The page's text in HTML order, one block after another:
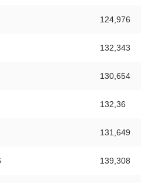
124,976
132,343
130,654
132,36
131,649
139,308